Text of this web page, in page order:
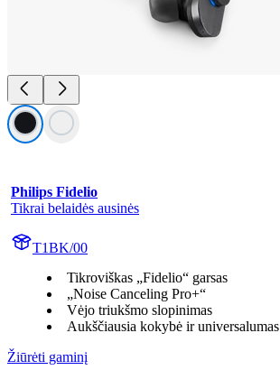
Philips Fidelio
Tikrai belaidės ausinės
T1BK/00
Tikroviškas „Fidelio“ garsas
„Noise Canceling Pro+“
Vėjo triukšmo slopinimas
Aukščiausia kokybė ir universalumas
Žiūrėti gaminį